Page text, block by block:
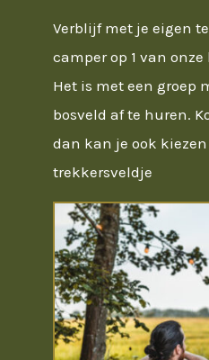
Verblijf met je eigen
camper op 1 van
Het is met een groep
bosveld af te huren.
dan kan je ook
trekkersveldje